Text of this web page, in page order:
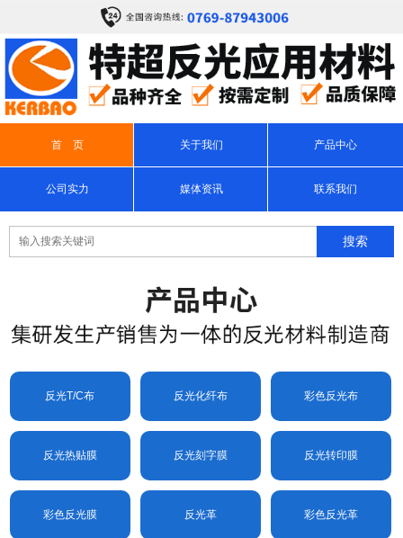
首 页 关于我们 产品中心
公司实力 媒体资讯 联系我们
反光T/C布 反光化纤布 彩色反光布
反光热贴膜 反光刻字膜 反光转印膜
彩色反光膜 反光革 彩色反光革